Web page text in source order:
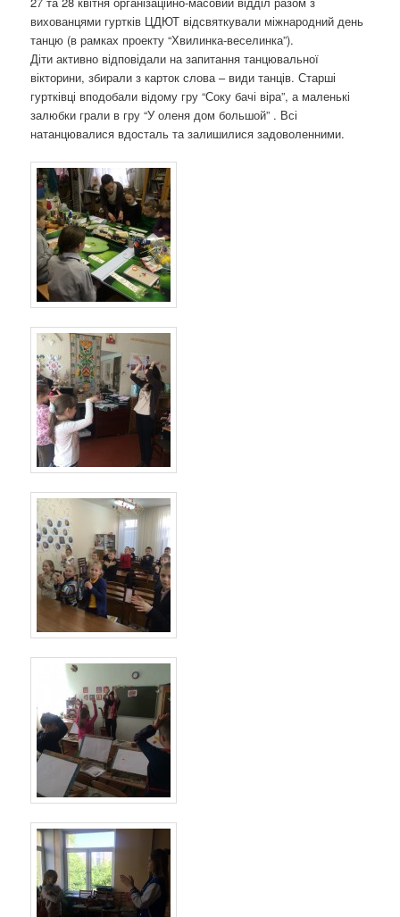
о
з
а
п
и
с
а
х
вихованцями гуртків ЦДЮТ відсвяткували міжнародний день
танцю (в рамках проекту “Хвилинка-веселинка”).
Діти активно відповідали на запитання танцювальної
вікторини, збирали з карток слова – види танців. Старші
гуртківці вподобали відому гру “Соку бачі віра”, а маленькі
залюбки грали в гру “У оленя дом большой” . Всі
натанцювалися вдосталь та залишилися задоволенними.